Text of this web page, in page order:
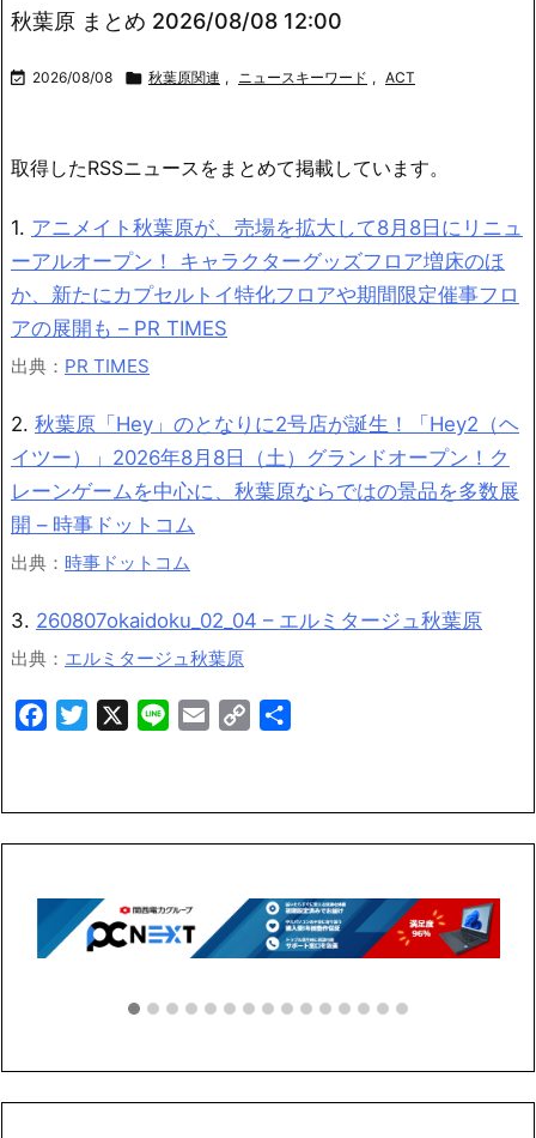
秋葉原 まとめ 2026/08/08 12:00
 2026/08/08  秋葉原関連 , ニュースキーワード , ACT
取得したRSSニュースをまとめて掲載しています。
1. アニメイト秋葉原が、売場を拡大して8月8日にリニュ
ーアルオープン！ キャラクターグッズフロア増床のほ
か、新たにカプセルトイ特化フロアや期間限定催事フロ
アの展開も – PR TIMES
出典： PR TIMES
2. 秋葉原「Hey」のとなりに2号店が誕生！「Hey2（ヘ
イツー）」2026年8月8日（土）グランドオープン！ク
レーンゲームを中心に、秋葉原ならではの景品を多数展
開 – 時事ドットコム
出典： 時事ドットコム
3. 260807okaidoku_02_04 – エルミタージュ秋葉原
出典： エルミタージュ秋葉原
FacebookTwitter Line Email
Copy